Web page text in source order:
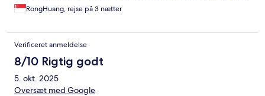
RongHuang, rejse på 3 nætter
Verificeret anmeldelse
8/10 Rigtig godt
5. okt. 2025
Oversæt med Google